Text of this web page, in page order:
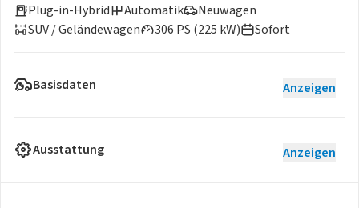
Plug-in-Hybrid
Neuwagen
306 PS (225 kW)
Automatik
SUV / Geländewagen
Sofort
Basisdaten Anzeigen
Ausstattung Anzeigen